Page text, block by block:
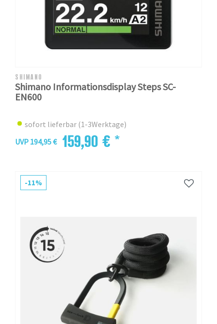
SHIMANO
Shimano Informationsdisplay Steps SC-
EN600
sofort lieferbar (1-3Werktage)
UVP 194,95 € 159,90 € *
-11%